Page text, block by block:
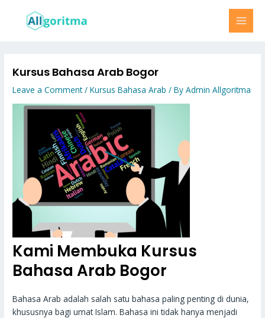
Kursus Bahasa Arab Bogor
Leave a Comment /Kursus Bahasa Arab / ByAdmin Allgoritma
Kami Membuka Kursus
Bahasa Arab Bogor
Bahasa Arab adalah salah satu bahasa paling penting di dunia,
khususnya bagi umat Islam. Bahasa ini tidak hanya menjadi